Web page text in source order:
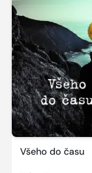
Všeho do času